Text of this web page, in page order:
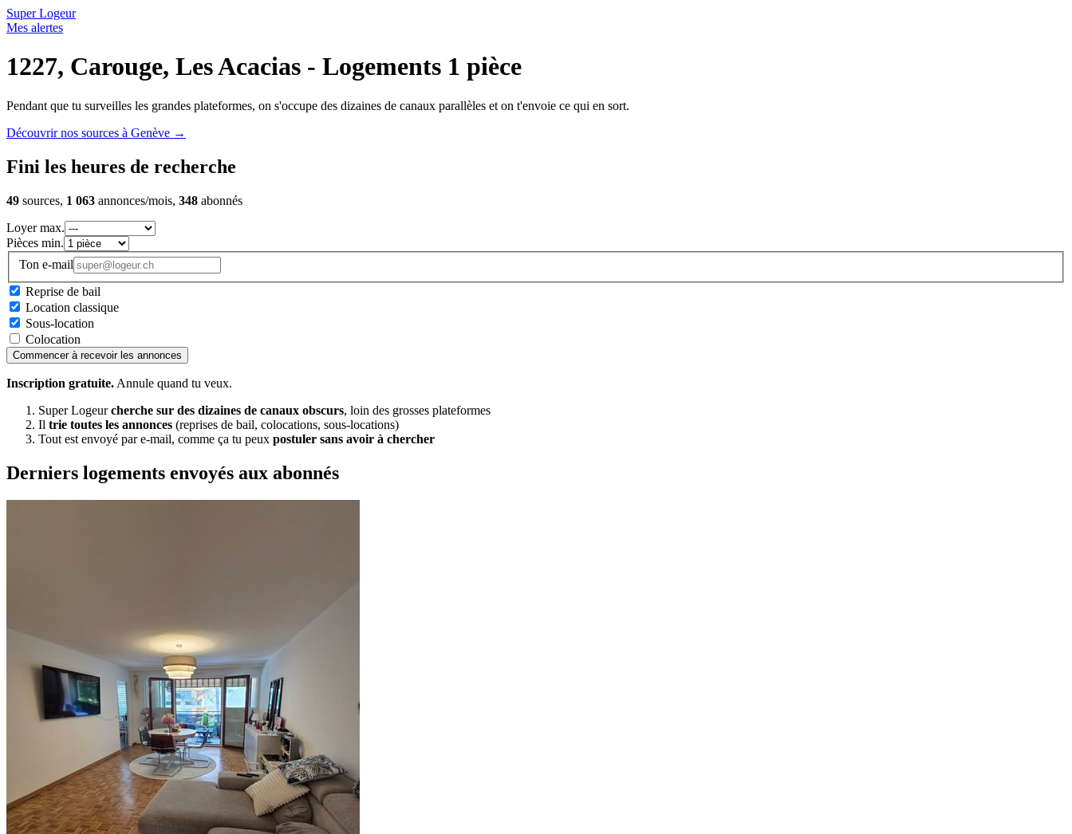
Super Logeur
Mes alertes
1227, Carouge, Les Acacias - Logements 1 pièce
Pendant que tu surveilles les grandes plateformes, on s'occupe des dizaines de canaux parallèles et on t'envoie ce qui en sort.
Découvrir nos sources à Genève →
Fini les heures de recherche
49 sources, 1 063 annonces/mois, 348 abonnés
Loyer max.
Pièces min.
Ton e-mail
Reprise de bail
Location classique
Sous-location
Colocation
Commencer à recevoir les annonces
Inscription gratuite. Annule quand tu veux.
Super Logeurcherche sur des dizaines de canaux obscurs, loin des grosses plateformes
Il trie toutes les annonces (reprises de bail, colocations, sous-locations)
Tout est envoyé par e-mail, comme ça tu peux postuler sans avoir à chercher
Derniers logements envoyés aux abonnés